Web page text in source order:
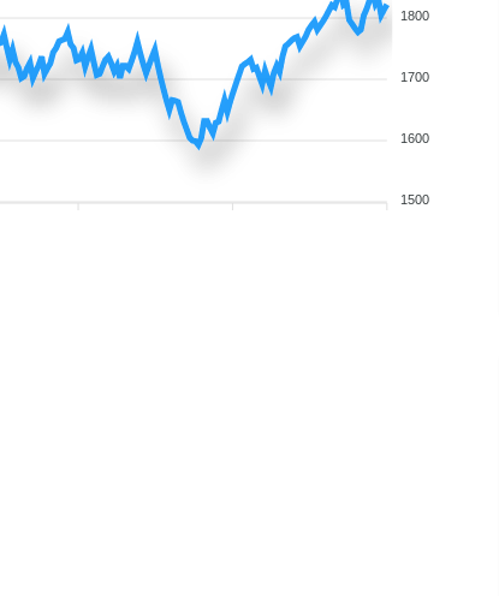
1800
1700
1600
1500